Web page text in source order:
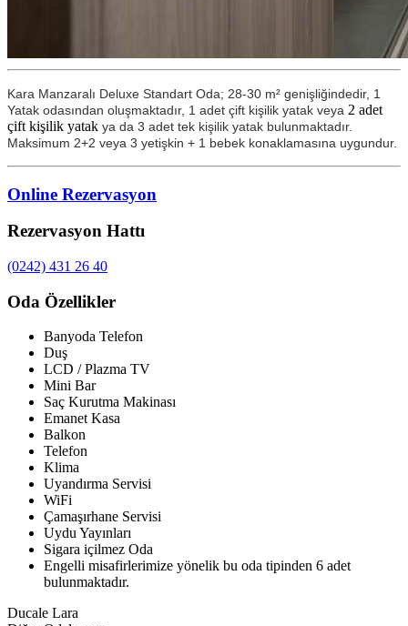
Kara Manzaralı Deluxe Standart Oda; 28-30 m² genişliğindedir, 1
Yatak odasından oluşmaktadır, 1 adet çift kişilik yatak veya 2 adet
çift kişilik yatak ya da 3 adet tek kişilik yatak bulunmaktadır.
Maksimum 2+2 veya 3 yetişkin + 1 bebek konaklamasına uygundur.
Online Rezervasyon
Rezervasyon Hattı
(0242) 431 26 40
Oda Özellikler
Banyoda Telefon
Duş
LCD / Plazma TV
Mini Bar
Saç Kurutma Makinası
Emanet Kasa
Balkon
Telefon
Klima
Uyandırma Servisi
WiFi
Çamaşırhane Servisi
Uydu Yayınları
Sigara içilmez Oda
Engelli misafirlerimize yönelik bu oda tipinden 6 adet
bulunmaktadır.
Ducale Lara